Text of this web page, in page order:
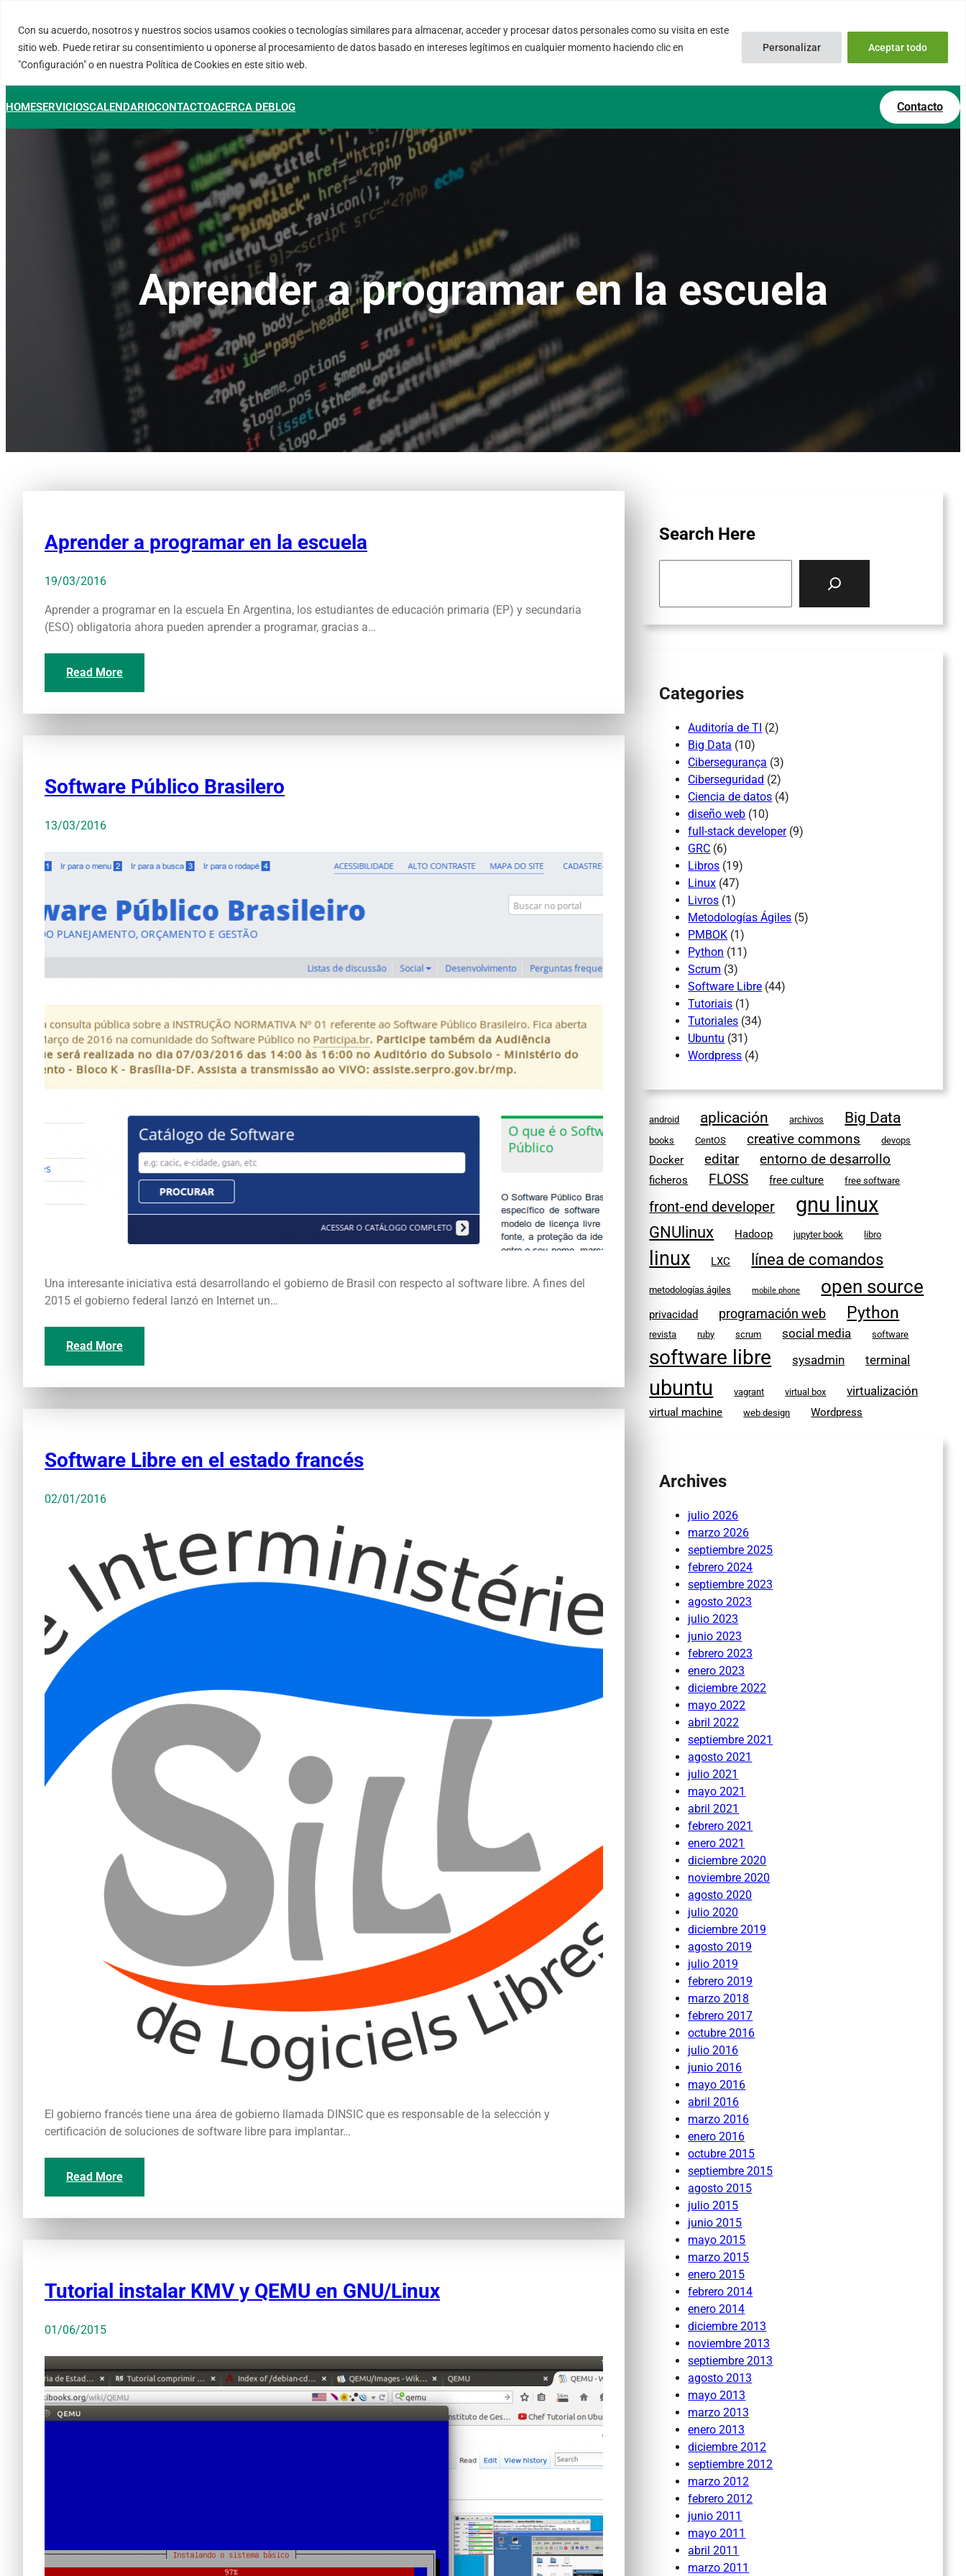
Con su acuerdo, nosotros y nuestros socios usamos cookies o tecnologías similares para almacenar, acceder y procesar datos personales como su visita en este
sitio web. Puede retirar su consentimiento u oponerse al procesamiento de datos basado en intereses legítimos en cualquier momento haciendo clic en
"Configuración" o en nuestra Política de Cookies en este sitio web.
Personalizar Aceptar todo
contenido FORTINUX.COM
08004 – Barcelona
Cataluña – España
info@fortinux.com
0034 – 644 79 25 79
Lun – Vie 9:00 AM a 6:00PM
HOMESERVICIOSCALENDARIOCONTACTOACERCA DEBLOG Contacto
Aprender a programar en la escuela
Aprender a programar en la escuela
19/03/2016
Aprender a programar en la escuela En Argentina, los estudiantes de educación primaria (EP) y secundaria
(ESO) obligatoria ahora pueden aprender a programar, gracias a…
Read More
Software Público Brasilero
13/03/2016
Una interesante iniciativa está desarrollando el gobierno de Brasil con respecto al software libre. A fines del
2015 el gobierno federal lanzó en Internet un…
Read More
Software Libre en el estado francés
02/01/2016
El gobierno francés tiene una área de gobierno llamada DINSIC que es responsable de la selección y
certificación de soluciones de software libre para implantar…
Read More
Tutorial instalar KMV y QEMU en GNU/Linux
01/06/2015
Search Here
Categories
Auditoría de TI (2)
Big Data (10)
Cibersegurança (3)
Ciberseguridad (2)
Ciencia de datos (4)
diseño web (10)
full-stack developer(9)
GRC (6)
Libros (19)
Linux (47)
Livros (1)
Metodologías Ágiles (5)
PMBOK (1)
Python (11)
Scrum (3)
Software Libre (44)
Tutoriais (1)
Tutoriales (34)
Ubuntu (31)
Wordpress (4)
android aplicación archivos Big Data
books CentOS creative commons devops
Docker editar entorno de desarrollo
ficheros FLOSS free culture free software
front-end developer gnu linux
GNUlinux Hadoop jupyter book libro
linux LXC línea de comandos
metodologías ágiles mobile phone open source
privacidad programación web Python
revista ruby scrum social media software
software libre sysadmin terminal
ubuntu vagrant virtual box virtualización
virtual machine web design Wordpress
Archives
julio 2026
marzo 2026
septiembre 2025
febrero 2024
septiembre 2023
agosto 2023
julio 2023
junio 2023
febrero 2023
enero 2023
diciembre 2022
mayo 2022
abril 2022
septiembre 2021
agosto 2021
julio 2021
mayo 2021
abril 2021
febrero 2021
enero 2021
diciembre 2020
noviembre 2020
agosto 2020
julio 2020
diciembre 2019
agosto 2019
julio 2019
febrero 2019
marzo 2018
febrero 2017
octubre 2016
julio 2016
junio 2016
mayo 2016
abril 2016
marzo 2016
enero 2016
octubre 2015
septiembre 2015
agosto 2015
julio 2015
junio 2015
mayo 2015
marzo 2015
enero 2015
febrero 2014
enero 2014
diciembre 2013
noviembre 2013
septiembre 2013
agosto 2013
mayo 2013
marzo 2013
enero 2013
diciembre 2012
septiembre 2012
marzo 2012
febrero 2012
junio 2011
mayo 2011
abril 2011
marzo 2011